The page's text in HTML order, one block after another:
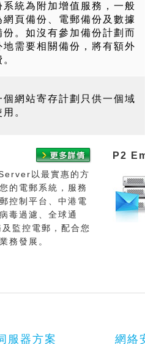
系統為附加增值服務，一般
網頁備份、電郵備份及數據
份。如沒有參加備份計劃而
地需要相關備份，將有額外
個網站寄存計劃只供一個域
。
以最實惠的方
的電郵系統，服務
控制平台、中港電
毒過濾、全球通
監控電郵，配合您
務發展。
P2
服器方案 網絡